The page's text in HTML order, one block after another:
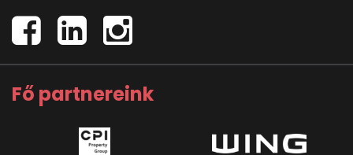
Fő partnereink